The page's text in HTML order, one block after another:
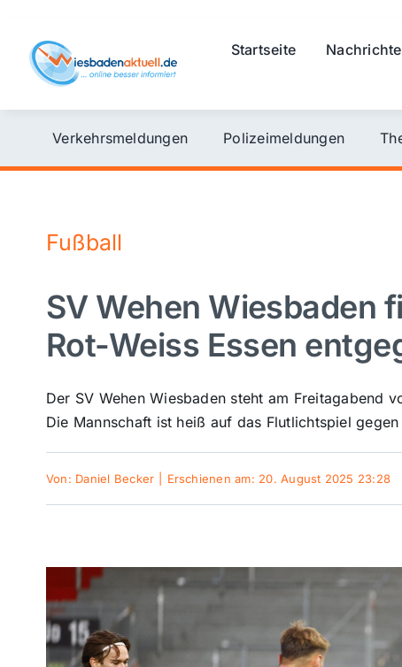
content
Startseite
Verkehrsmeldungen Polizeimeldungen
Fußball
SV Wehen Wiesbaden
Rot-Weiss Essen
Der SV Wehen Wiesbaden steht am Freitagabend
Die Mannschaft ist heiß auf das Flutlichtspiel
Von: Daniel Becker Erschienen am: 20. August 2025 23:28